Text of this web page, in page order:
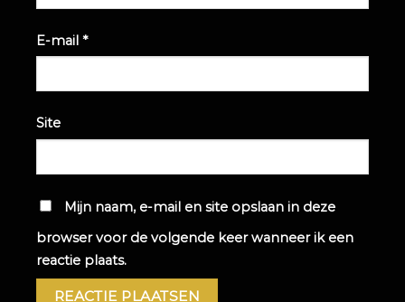
E-mail *
Site
Mijn naam, e-mail en site opslaan in deze
browser voor de volgende keer wanneer ik een
reactie plaats.